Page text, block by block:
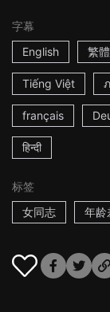
字幕
English
繁
Tiếng Việt
français
हिन्दी
标签
女同志
年龄